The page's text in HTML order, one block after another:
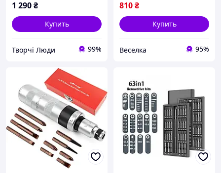
1 290₴
Купить
Творчі Люди 99%
810₴
Купить
Веселка 95%